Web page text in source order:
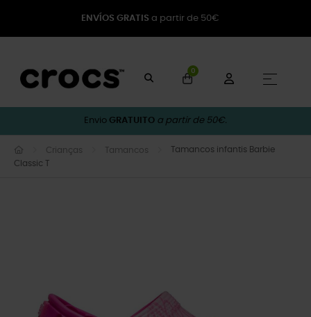
ENVÍOS GRATIS a partir de 50€
0
☰
Envio GRATUITO a partir de 50€.
Crianças Tamancos
Tamancos infantis Barbie
Classic T